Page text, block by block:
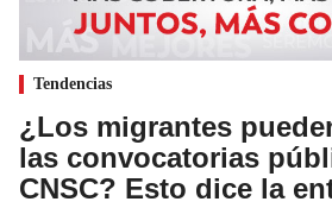
Tendencias
¿Los migrantes
las convocatorias
CNSC? Esto dice la